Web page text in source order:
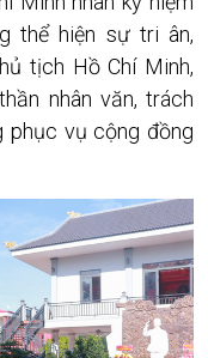
thể hiện sự tri ân,
tịch Hồ Chí Minh,
nhân văn, trách
phục vụ cộng đồng